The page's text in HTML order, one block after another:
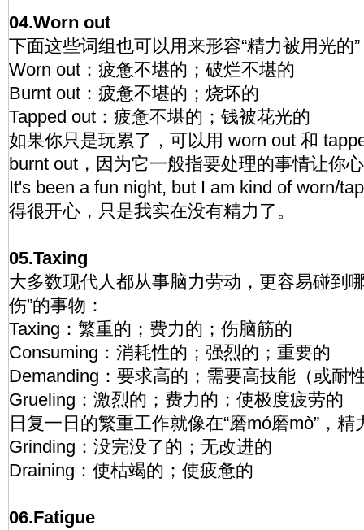
04.Worn out
下面这些词组也可以用来形容“精力被用光的
Worn out：疲惫不堪的；破烂不堪的
Burnt out：疲惫不堪的；烧坏的
Tapped out：疲惫不堪的；钱被花光的
如果你只是玩累了，可以用 worn out 和
burnt out，因为它一般指要处理的事情让你
It's been a fun night, but I am kind of worn/
得很开心，只是我实在没有精力了。
05.Taxing
大多数现代人都从事脑力劳动，更容易碰到
伤”的事物：
Taxing：繁重的；费力的；伤脑筋的
Consuming：消耗性的；强烈的；重要的
Demanding：要求高的；需要高技能（或耐
Grueling：激烈的；费力的；使极度疲劳的
日复一日的繁重工作就像在“磨mó磨mò”，精
Grinding：没完没了的；无改进的
Draining：使枯竭的；使疲惫的
06.Fatigue